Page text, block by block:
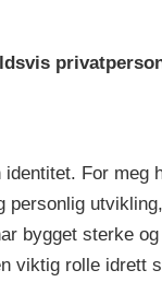
For meg
bygget sterke
viktig rolle idrett